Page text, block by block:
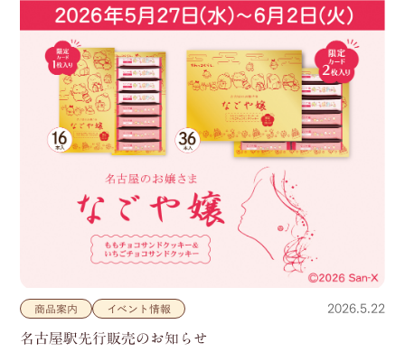
商品案内 イベント情報 2026.5.22
名古屋駅先行販売のお知らせ